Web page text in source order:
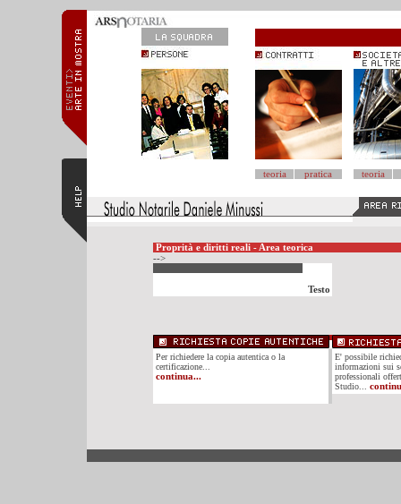
teoria pratica teoria
Proprità e diritti reali - Area teorica
-->
Testo
Per richiedere la copia autentica o la
certificazione...
continua...
E' possibile
informazioni sui
professionali
Studio...